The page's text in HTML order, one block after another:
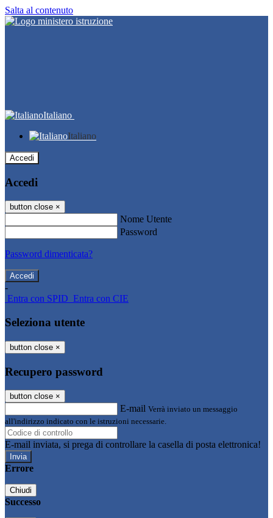
Salta al contenuto
Italiano
Italiano
Accedi
Accedi
button close ×
Nome Utente
Password
Password dimenticata?
-
Entra con SPID Entra con CIE
Seleziona utente
button close ×
Recupero password
button close ×
E-mail Verrà inviato un messaggio
all'indirizzo indicato con le istruzioni necessarie.
E-mail inviata, si prega di controllare la casella di posta elettronica!
Errore
Chiudi
Successo